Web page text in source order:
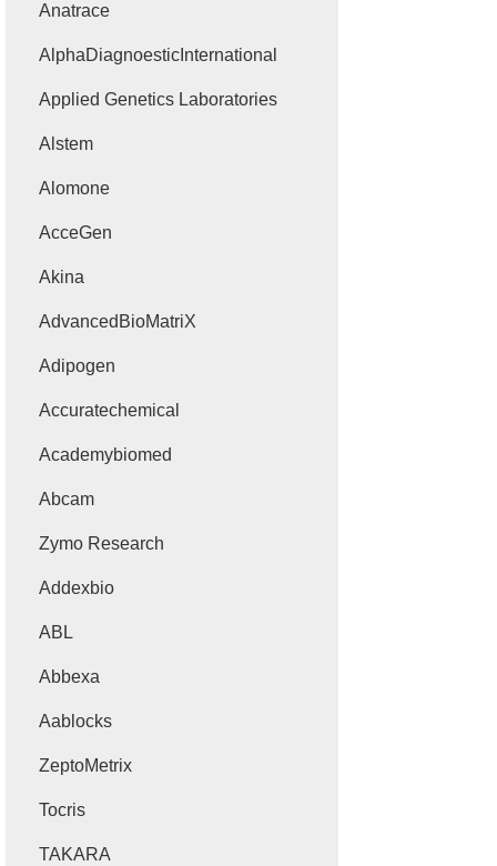
Anatrace
AlphaDiagnoesticInternational
Applied Genetics Laboratories
Alstem
Alomone
AcceGen
Akina
AdvancedBioMatriX
Adipogen
Accuratechemical
Academybiomed
Abcam
Zymo Research
Addexbio
ABL
Abbexa
Aablocks
ZeptoMetrix
Tocris
TAKARA